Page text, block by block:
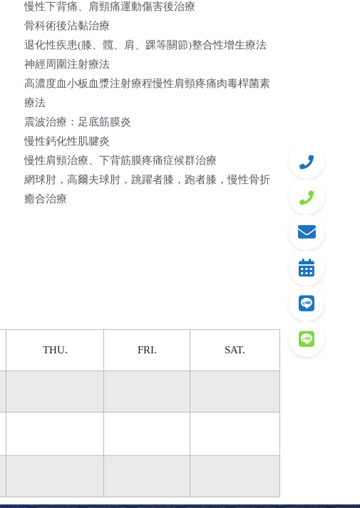
慢性下背痛、肩頸痛運動傷害後治療
骨科術後沾黏治療
退化性疾患(膝、髖、肩、踝等關節)整合性增生療法
神經周圍注射療法
高濃度血小板血漿注射療程慢性肩頸疼痛肉毒桿菌素
療法
震波治療：足底筋膜炎
慢性鈣化性肌腱炎
慢性肩頸治療、下背筋膜疼痛症候群治療
網球肘，高爾夫球肘，跳躍者膝，跑者膝，慢性骨折
癒合治療
THU. FRI. SAT.